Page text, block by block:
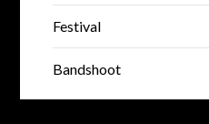
Festival
Bandshoot